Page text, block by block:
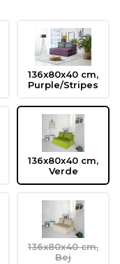
136x80x40 cm,
Purple/Stripes
136x80x40 cm,
Verde
136x80x40 cm,
Bej